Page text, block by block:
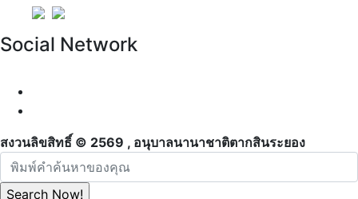
Social Network
สงวนลิขสิทธิ์ © 2569 , อนุบาลนานาชาติตากสินระยอง